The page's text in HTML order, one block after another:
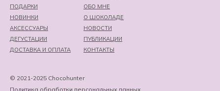
Политика обработки персональных данных
© 2021-2025 Chocohunter
О ШОКОЛАДЕ
НОВИНКИ
НОВОСТИ
АКСЕССУАРЫ
ПУБЛИКАЦИИ
КОНТАКТЫ
ДЕГУСТАЦИИ
ДОСТАВКА И ОПЛАТА
ОБО МНЕ
ПОДАРКИ